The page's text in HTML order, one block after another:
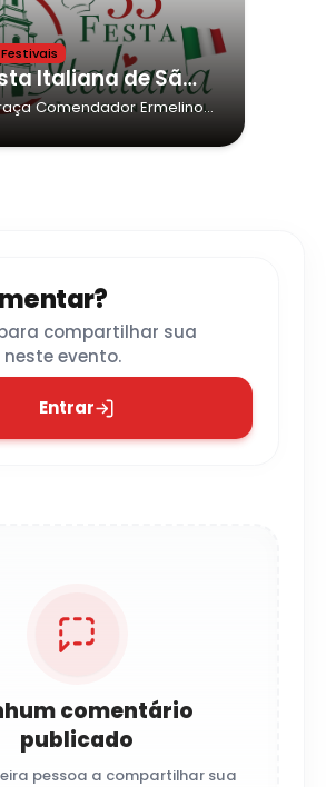
33ª Festa Italiana de São Caetano do Sul
Comendador Ermelino
Sul
compartilhar sua
evento.
Entrar
comentário
publicado
pessoa a compartilhar sua